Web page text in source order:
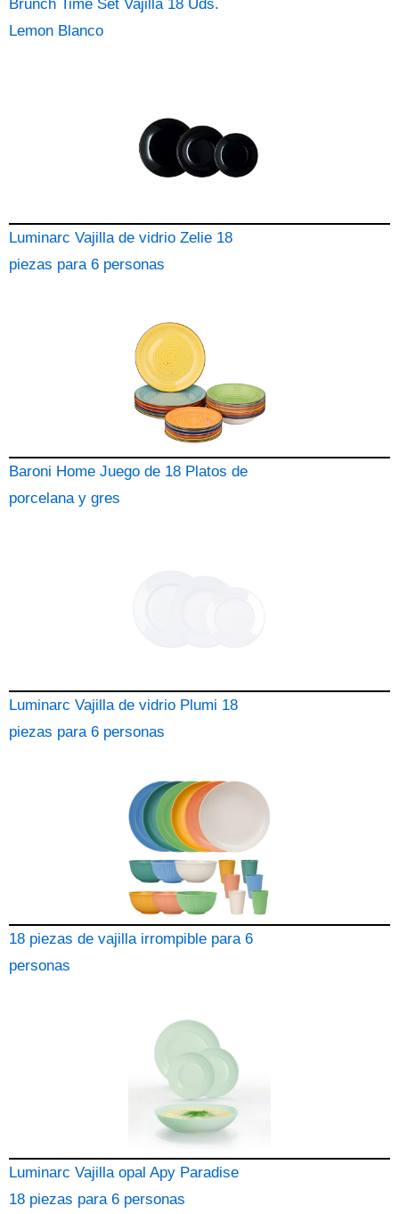
Brunch Time Set Vajilla 18 Uds.
Lemon Blanco
Luminarc Vajilla de vidrio Zelie 18
piezas para 6 personas
Baroni Home Juego de 18 Platos de
porcelana y gres
Luminarc Vajilla de vidrio Plumi 18
piezas para 6 personas
18 piezas de vajilla irrompible para 6
personas
Luminarc Vajilla opal Apy Paradise
18 piezas para 6 personas